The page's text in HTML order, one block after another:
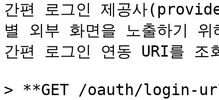
간편 로그인 제공사
별 외부 화면을 노출하기
간편 로그인 연동 URI를 조
> **GET /oauth/login-